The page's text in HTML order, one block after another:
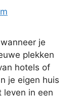
je
plekken
hotels of
je eigen huis
leven in een